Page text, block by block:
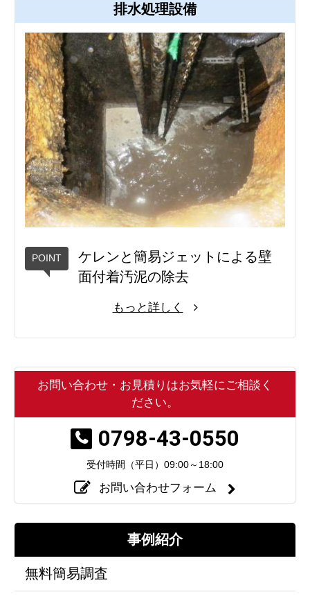
排水処理設備
ケレンと簡易ジェットによる壁
面付着汚泥の除去
もっと詳しく
お問い合わせ・お見積りはお気軽にご相談く
ださい。
0798-43-0550
受付時間（平日） 09:00～18:00
お問い合わせフォーム
事例紹介
無料簡易調査